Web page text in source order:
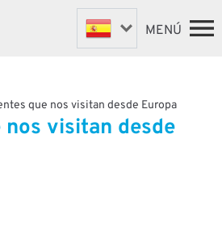
INICIO
MÁQUINAS
DE SUJECIÓN
DE VÁLVULAS
Y ROBÓTICA
MENÚ
que nos visitan desde Europa
nos visitan desde